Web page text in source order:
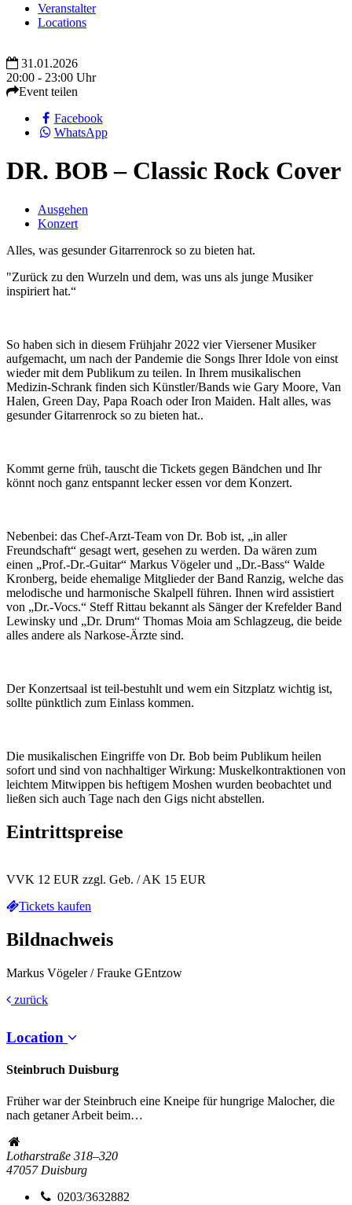
Veranstalter
Locations
31.01.2026
20:00 - 23:00 Uhr
Event teilen
Facebook
WhatsApp
DR. BOB – Classic Rock Cover
Ausgehen
Konzert
Alles, was gesunder Gitarrenrock so zu bieten hat.
"Zurück zu den Wurzeln und dem, was uns als junge Musiker
inspiriert hat.“
So haben sich in diesem Frühjahr 2022 vier Viersener Musiker
aufgemacht, um nach der Pandemie die Songs Ihrer Idole von einst
wieder mit dem Publikum zu teilen. In Ihrem musikalischen
Medizin-Schrank finden sich Künstler/Bands wie Gary Moore, Van
Halen, Green Day, Papa Roach oder Iron Maiden. Halt alles, was
gesunder Gitarrenrock so zu bieten hat..
Kommt gerne früh, tauscht die Tickets gegen Bändchen und Ihr
könnt noch ganz entspannt lecker essen vor dem Konzert.
Nebenbei: das Chef-Arzt-Team von Dr. Bob ist, „in aller
Freundschaft“ gesagt wert, gesehen zu werden. Da wären zum
einen „Prof.-Dr.-Guitar“ Markus Vögeler und „Dr.-Bass“ Walde
Kronberg, beide ehemalige Mitglieder der Band Ranzig, welche das
melodische und harmonische Skalpell führen. Ihnen wird assistiert
von „Dr.-Vocs.“ Steff Rittau bekannt als Sänger der Krefelder Band
Lewinsky und „Dr. Drum“ Thomas Moia am Schlagzeug, die beide
alles andere als Narkose-Ärzte sind.
Der Konzertsaal ist teil-bestuhlt und wem ein Sitzplatz wichtig ist,
sollte pünktlich zum Einlass kommen.
Die musikalischen Eingriffe von Dr. Bob beim Publikum heilen
sofort und sind von nachhaltiger Wirkung: Muskelkontraktionen von
leichtem Mitwippen bis heftigem Moshen wurden beobachtet und
ließen sich auch Tage nach den Gigs nicht abstellen.
Eintrittspreise
VVK 12 EUR zzgl. Geb. / AK 15 EUR
Tickets kaufen
Bildnachweis
Markus Vögeler / Frauke GEntzow
zurück
Location
Steinbruch Duisburg
Früher war der Steinbruch eine Kneipe für hungrige Malocher, die
nach getaner Arbeit beim…
Lotharstraße 318–320
47057 Duisburg
0203/3632882